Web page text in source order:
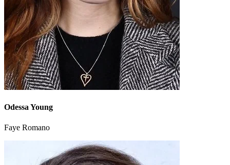
Odessa Young
Faye Romano